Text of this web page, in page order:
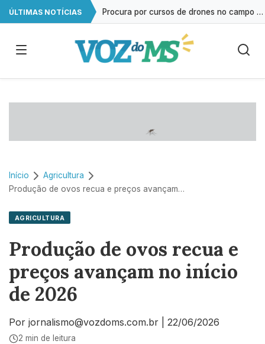
ÚLTIMAS NOTÍCIAS Procura por cursos de drones no campo cresce 146% em Mato Grosso do Sul
Início
Agricultura
Produção de ovos recua e preços avançam no início de 2026
AGRICULTURA
Produção de ovos recua e
preços avançam no início
de 2026
Por jornalismo@vozdoms.com.br 22/06/2026
2 min de leitura